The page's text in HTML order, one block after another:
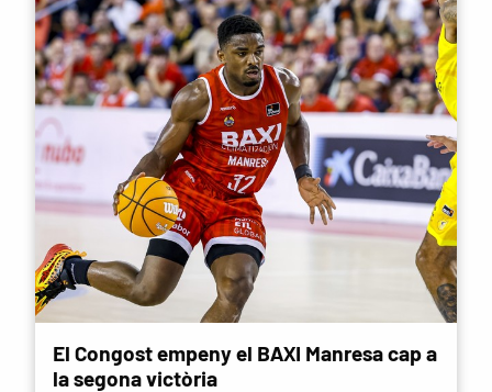
El Congost empeny el BAXI Manresa cap a
la segona victòria